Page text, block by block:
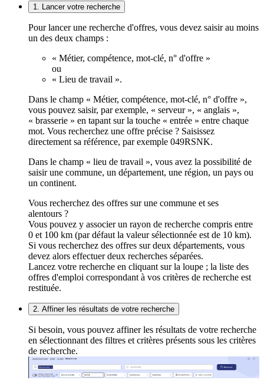
1. Lancer votre recherche
Pour lancer une recherche d'offres, vous devez saisir au moins
un des deux champs :
« Métier, compétence, mot-clé, n° d'offre »
ou
« Lieu de travail ».
Dans le champ « Métier, compétence, mot-clé, n° d'offre »,
vous pouvez saisir, par exemple, « serveur », « anglais »,
« brasserie » en tapant sur la touche « entrée » entre chaque
mot. Vous recherchez une offre précise ? Saisissez
directement sa référence, par exemple 049RSNK.
Dans le champ « lieu de travail », vous avez la possibilité de
saisir une commune, un département, une région, un pays ou
un continent.
Vous recherchez des offres sur une commune et ses
alentours ?
Vous pouvez y associer un rayon de recherche compris entre
0 et 100 km (par défaut la valeur sélectionnée est de 10 km).
Si vous recherchez des offres sur deux départements, vous
devez alors effectuer deux recherches séparées.
Lancez votre recherche en cliquant sur la loupe ; la liste des
offres d'emploi correspondant à vos critères de recherche est
restituée.
2. Affiner les résultats de votre recherche
Si besoin, vous pouvez affiner les résultats de votre recherche
en sélectionnant des filtres et critères présents sous les critères
de recherche.